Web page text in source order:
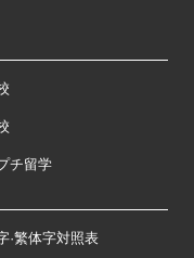
チ留学
·繁体字対照表